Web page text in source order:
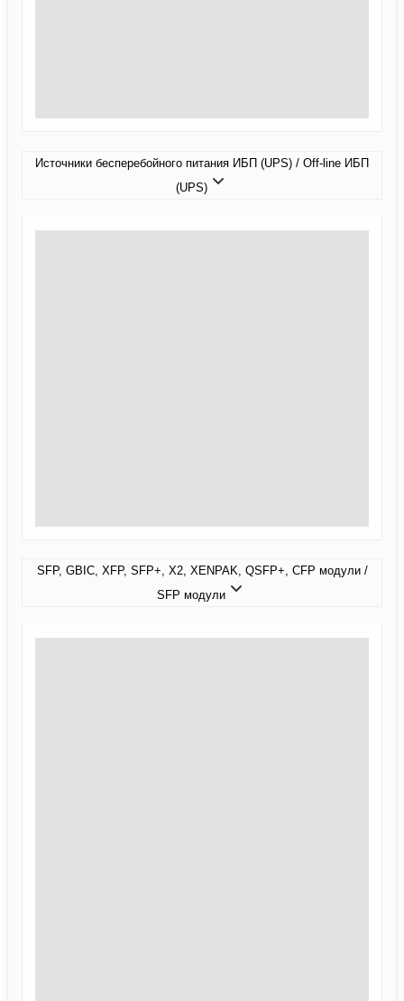
Источники бесперебойного питания ИБП (UPS) / Off-line ИБП
(UPS)
SFP, GBIC, XFP, SFP+, X2, XENPAK, QSFP+, CFP модули /
SFP модули